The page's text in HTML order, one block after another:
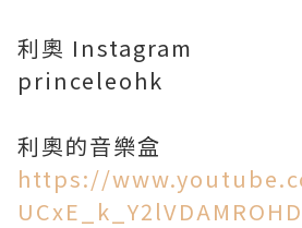
利奧 Instagram
princeleohk
https://